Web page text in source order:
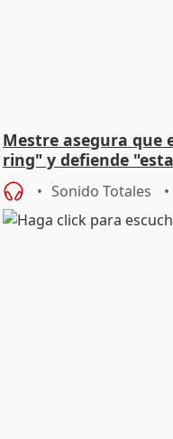
Mestre asegura que
ring" y defiende
Sonido Totales